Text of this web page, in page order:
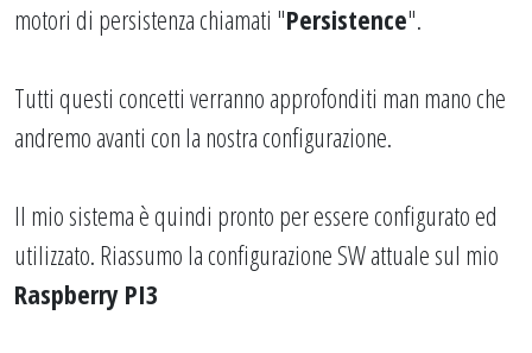
motori di persistenza chiamati "Persistence".
Tutti questi concetti verranno approfonditi man mano che
andremo avanti con la nostra configurazione.
Il mio sistema è quindi pronto per essere configurato ed
utilizzato. Riassumo la configurazione SW attuale sul mio
Raspberry PI3